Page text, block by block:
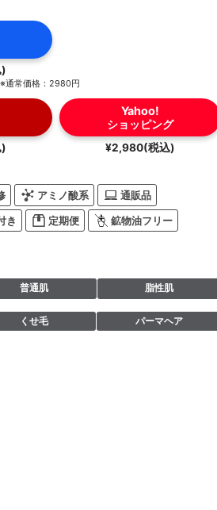
通常価格：2980円
Yahoo!
ショッピング
¥2,980(税込)
アミノ酸系 通販品
き 定期便 鉱物油フリー
普通肌 脂性肌
くせ毛 パーマヘア
コカミドDEA、イソペンチルジオール、ココ
- 18 ) スルホン酸Na、セテアレス－60ミリ